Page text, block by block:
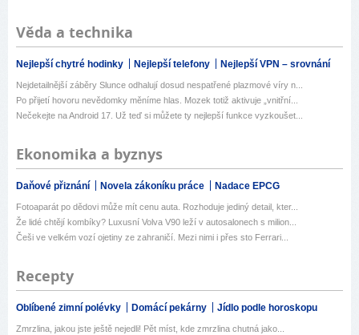
Věda a technika
Nejlepší chytré hodinky Nejlepší telefony Nejlepší VPN – srovnání
Nejdetailnější záběry Slunce odhalují dosud nespatřené plazmové víry n...
Po přijetí hovoru nevědomky měníme hlas. Mozek totiž aktivuje „vnitřní...
Nečekejte na Android 17. Už teď si můžete ty nejlepší funkce vyzkoušet...
Ekonomika a byznys
Daňové přiznání Novela zákoníku práce Nadace EPCG
Fotoaparát po dědovi může mít cenu auta. Rozhoduje jediný detail, kter...
Že lidé chtějí kombíky? Luxusní Volva V90 leží v autosalonech s milion...
Češi ve velkém vozí ojetiny ze zahraničí. Mezi nimi i přes sto Ferrari...
Recepty
Oblíbené zimní polévky Domácí pekárny Jídlo podle horoskopu
Zmrzlina, jakou jste ještě nejedli! Pět míst, kde zmrzlina chutná jako...